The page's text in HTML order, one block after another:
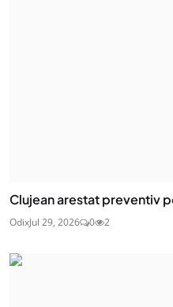
Clujean arestat preventiv
OdixJul 29, 2026 0 2